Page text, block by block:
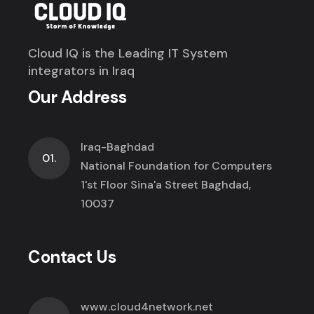
Cloud IQ is the Leading IT System
integrators in Iraq
Our Address
01.
Iraq-Baghdad
National Foundation for Computers
1'st Floor Sina'a Street Baghdad,
10037
Contact Us
www.cloud4network.net